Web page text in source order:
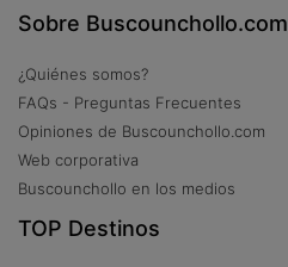
Sobre Buscounchollo.com
¿Quiénes somos?
FAQs - Preguntas Frecuentes
Opiniones de Buscounchollo.com
Web corporativa
Buscounchollo en los medios
TOP Destinos